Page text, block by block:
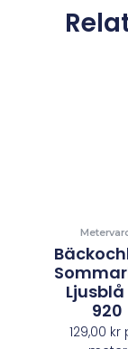
Ljusblå
920
129,00 kr